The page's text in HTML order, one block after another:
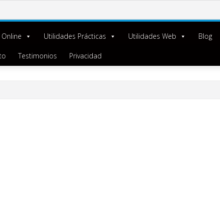
Utilidades Prácticas Utilidades Web Blog
Testimonios Privacidad